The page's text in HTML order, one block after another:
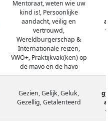
Mentoraat, weten wie uw
kind is!, Persoonlijke
aandacht, veilig en
vertrouwd,
Wereldburgerschap &
Internationale reizen,
VWO+, Praktijkvak(ken) op
de mavo en de havo
Gezien, Gelijk, Geluk,
Gezellig, Getalenteerd